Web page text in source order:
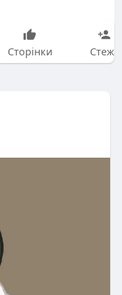
Сторінки Стежу